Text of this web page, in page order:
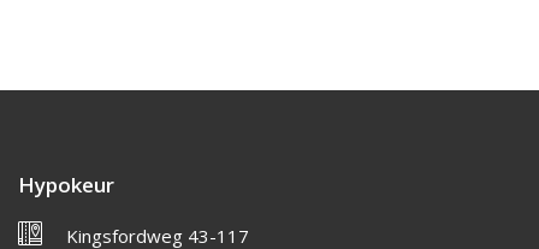
Hypokeur
Kingsfordweg 43-117